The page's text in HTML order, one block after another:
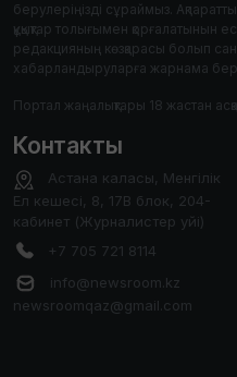
берулеріңізді сұраймыз.
құқықтар толығымен қорғалатынын
редакцияның көзқарасы болып
хабарландыруларға жарнама
Портал жаңалықтары 18 жастан
Контакты
Астана каласы, Менгілік
Ел кешесі, 8, 17В блок, 204-
кабинет (Журналистер уйі)
+7 705 721 8114
info@newsroom.kz
newsroomqaz@gmail.com